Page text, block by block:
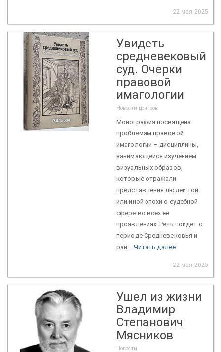
22 мая 2025
Увидеть
средневековый
суд. Очерки
правовой
имагологии
Новости центров
Монография посвящена
проблемам правовой
имагологии – дисциплины,
занимающейся изучением
визуальных образов,
которые отражали
представления людей той
или иной эпохи о судебной
сфере во всех ее
проявлениях. Речь пойдет о
периоде Средневековья и
ран... Читать далее
22 мая 2025
Ушел из жизни
Владимир
Степанович
Мясников
Новости